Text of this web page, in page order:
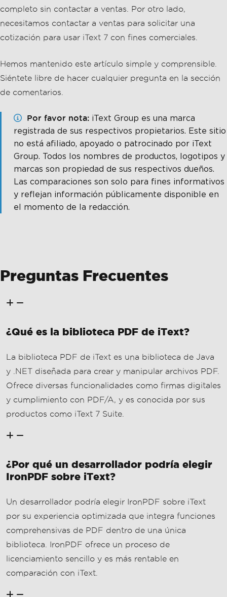
completo sin contactar a ventas. Por otro lado,
necesitamos contactar a ventas para solicitar una
cotización para usar iText 7 con fines comerciales.
Hemos mantenido este artículo simple y comprensible.
Siéntete libre de hacer cualquier pregunta en la sección
de comentarios.
Por favor nota iText Group es una marca
registrada de sus respectivos propietarios. Este sitio
no está afiliado, apoyado o patrocinado por iText
Group. Todos los nombres de productos, logotipos y
marcas son propiedad de sus respectivos dueños.
Las comparaciones son solo para fines informativos
y reflejan información públicamente disponible en
el momento de la redacción.
Preguntas Frecuentes
¿Qué es la biblioteca PDF de iText?
La biblioteca PDF de iText es una biblioteca de Java
y .NET diseñada para crear y manipular archivos PDF.
Ofrece diversas funcionalidades como firmas digitales
y cumplimiento con PDF/A, y es conocida por sus
productos como iText 7 Suite.
¿Por qué un desarrollador podría elegir
IronPDF sobre iText?
Un desarrollador podría elegir IronPDF sobre iText
por su experiencia optimizada que integra funciones
comprehensivas de PDF dentro de una única
biblioteca. IronPDF ofrece un proceso de
licenciamiento sencillo y es más rentable en
comparación con iText.